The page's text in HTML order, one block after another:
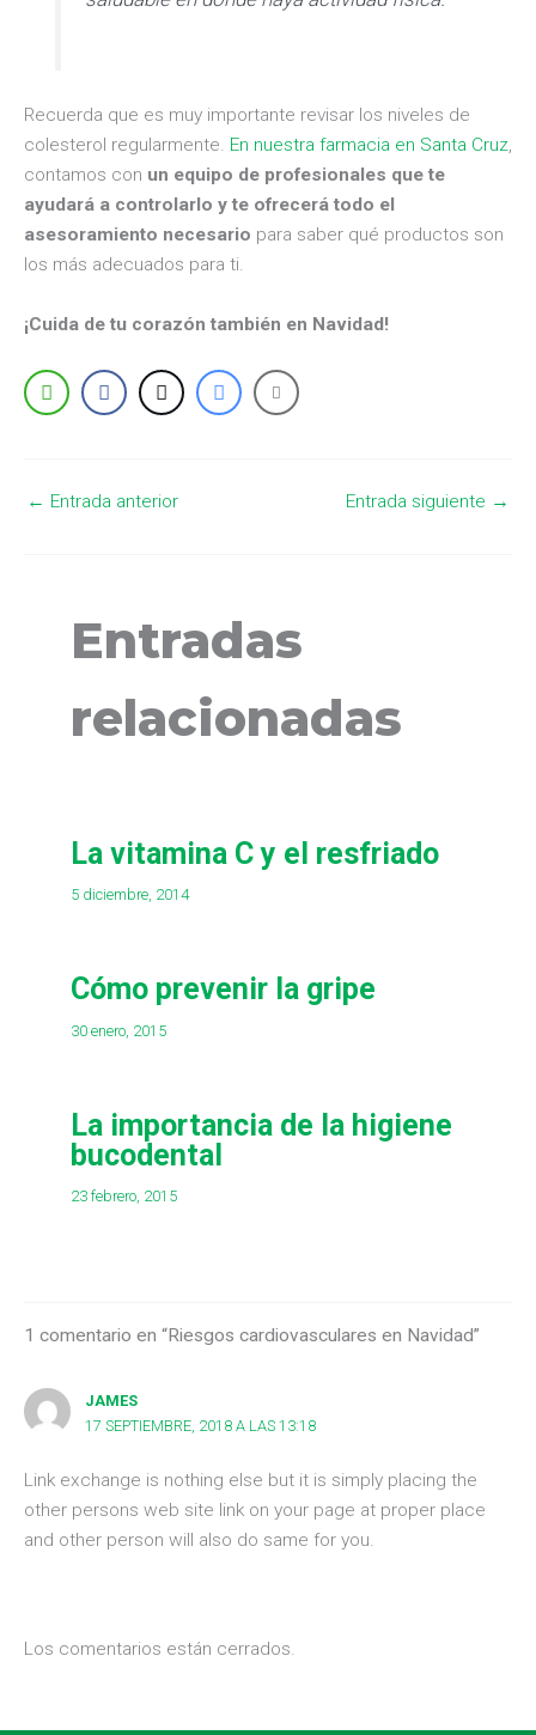
Recuerda que es muy importante revisar los niveles de
colesterol regularmente. En nuestra farmacia en Santa Cruz,
contamos con un equipo de profesionales que te
ayudará a controlarlo y te ofrecerá todo el
asesoramiento necesario para saber qué productos son
los más adecuados para ti.
¡Cuida de tu corazón también en Navidad!
← Entrada anterior Entrada siguiente →
Entradas
relacionadas
La vitamina C y el resfriado
5 diciembre, 2014
Cómo prevenir la gripe
30 enero, 2015
La importancia de la higiene
bucodental
23 febrero, 2015
1 comentario en “Riesgos cardiovasculares en Navidad”
JAMES
17 SEPTIEMBRE, 2018 A LAS 13:18
Link exchange is nothing else but it is simply placing the
other persons web site link on your page at proper place
and other person will also do same for you.
Los comentarios están cerrados.